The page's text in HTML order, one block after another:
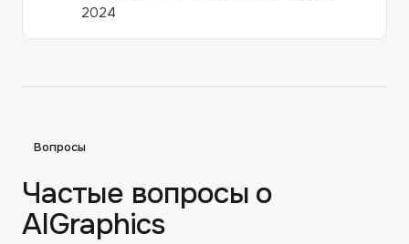
2024
Вопросы
Частые вопросы о
AIGraphics